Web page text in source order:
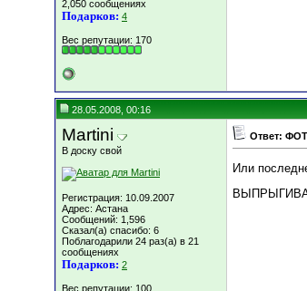
2,050 сообщениях
Подарков: 4
Вес репутации: 170
28.05.2008, 00:16
Martini
В доску свой
Регистрация: 10.09.2007
Адрес: Астана
Сообщений: 1,596
Сказал(а) спасибо: 6
Поблагодарили 24 раз(а) в 21
сообщениях
Подарков: 2
Вес репутации: 100
Ответ:
Или